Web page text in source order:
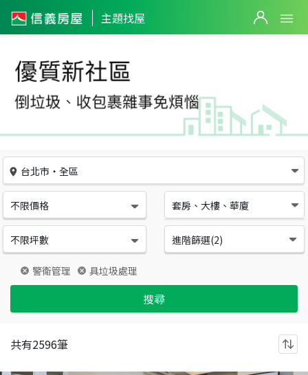
主題找屋
優質新社區
台北市 ・ 全區
不限價格 套房、大樓、華廈
不限坪數 進階篩選(2)
警衛管理 具垃圾處理
搜尋
共有2596筆